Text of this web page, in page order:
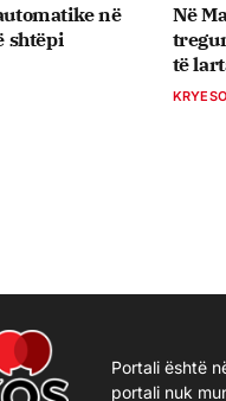
në
shtëpi
Në
të
Portali është
portali nuk